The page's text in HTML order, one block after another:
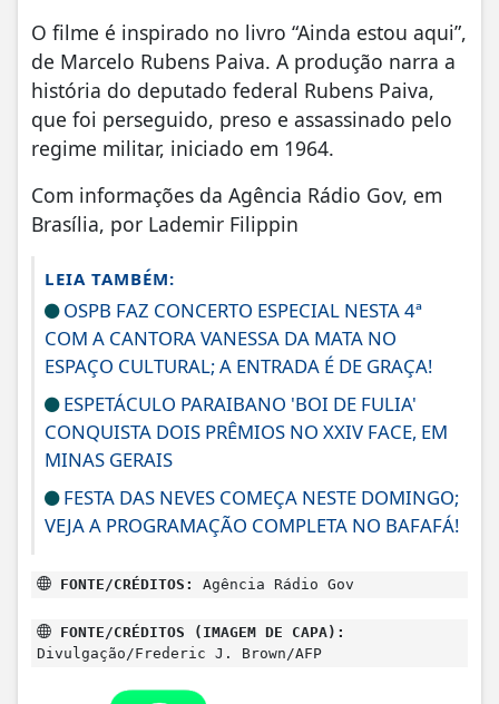
O filme é inspirado no livro “Ainda estou aqui”,
de Marcelo Rubens Paiva. A produção narra a
história do deputado federal Rubens Paiva,
que foi perseguido, preso e assassinado pelo
regime militar, iniciado em 1964.
Com informações da Agência Rádio Gov, em
Brasília, por Lademir Filippin
LEIA TAMBÉM:
OSPB FAZ CONCERTO ESPECIAL NESTA 4ª
COM A CANTORA VANESSA DA MATA NO
ESPAÇO CULTURAL; A ENTRADA É DE GRAÇA!
ESPETÁCULO PARAIBANO 'BOI DE FULIA'
CONQUISTA DOIS PRÊMIOS NO XXIV FACE, EM
MINAS GERAIS
FESTA DAS NEVES COMEÇA NESTE DOMINGO;
VEJA A PROGRAMAÇÃO COMPLETA NO BAFAFÁ!
FONTE/CRÉDITOS: Agência Rádio Gov
FONTE/CRÉDITOS (IMAGEM DE CAPA):
Divulgação/Frederic J. Brown/AFP